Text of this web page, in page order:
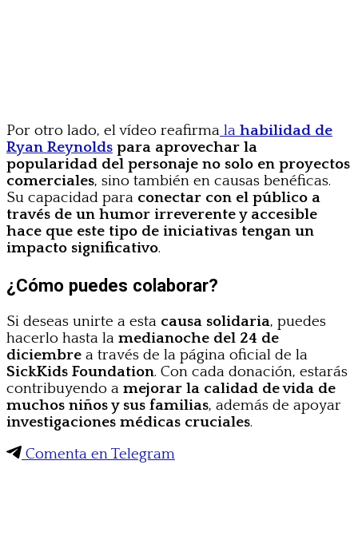
Por otro lado, el vídeo reafirma la habilidad de
Ryan Reynolds para aprovechar la
popularidad del personaje no solo en proyectos
comerciales, sino también en causas benéficas.
Su capacidad para conectar con el público a
través de un humor irreverente y accesible
hace que este tipo de iniciativas tengan un
impacto significativo.
¿Cómo puedes colaborar?
Si deseas unirte a esta causa solidaria, puedes
hacerlo hasta la medianoche del 24 de
diciembre a través de la página oficial de la
SickKids Foundation. Con cada donación, estarás
contribuyendo a mejorar la calidad de vida de
muchos niños y sus familias, además de apoyar
investigaciones médicas cruciales.
Comenta en Telegram